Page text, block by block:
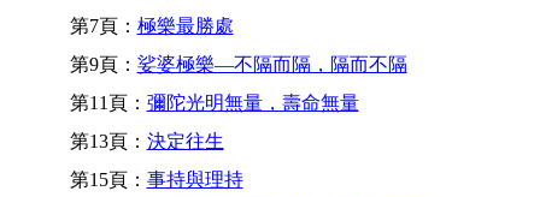
第7頁： 極樂最勝處
第9頁： 娑婆極樂—不隔而隔，隔而不隔
第11頁： 彌陀光明無量，壽命無量
第13頁： 決定往生
第15頁： 事持與理持